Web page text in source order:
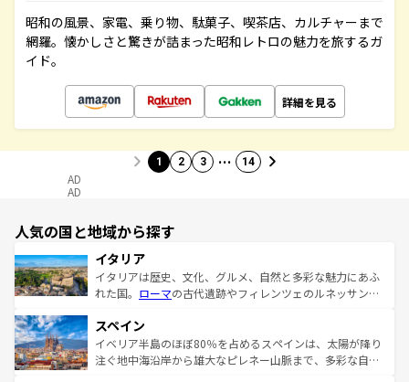
昭和の風景、家電、乗り物、駄菓子、喫茶店、カルチャーまで
網羅。懐かしさと驚きが詰まった昭和レトロの魅力を旅するガ
イド。
詳細を見る
1 2 3 … 14
AD
AD
人気の国と地域から探す
イタリア
イタリアは歴史、文化、グルメ、自然と多彩な魅力にあふ
れた国。 ローマの古代遺跡やフィレンツェのルネッサンス
ろん、トスカーナの美しい田園風景やアマルフィ海岸の絶
景など、自然景観も見逃せない。観光の合間には、本場の
ピザやパスタなど、絶品のイタリア料理を堪能することも
スペイン
イベリア半島のほぼ80％を占めるスペインは、太陽が降り
注ぐ地中海沿岸から雄大なピレネー山脈まで、多彩な自然